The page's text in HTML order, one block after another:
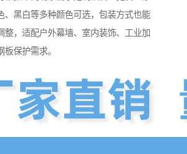
、黑白等多种颜色可选，包装方式也能
整，适配户外幕墙、室内装饰、工业加
保护需求。